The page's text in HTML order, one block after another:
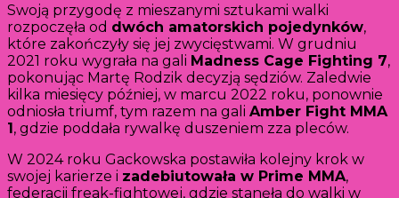
Swoją przygodę z mieszanymi sztukami walki
rozpoczęła od dwóch amatorskich pojedynków,
które zakończyły się jej zwycięstwami. W grudniu
2021 roku wygrała na gali Madness Cage Fighting 7,
pokonując Martę Rodzik decyzją sędziów. Zaledwie
kilka miesięcy później, w marcu 2022 roku, ponownie
odniosła triumf, tym razem na gali Amber Fight MMA
1, gdzie poddała rywalkę duszeniem zza pleców.
W 2024 roku Gackowska postawiła kolejny krok w
swojej karierze i zadebiutowała w Prime MMA,
federacji freak-fightowej, gdzie stanęła do walki w